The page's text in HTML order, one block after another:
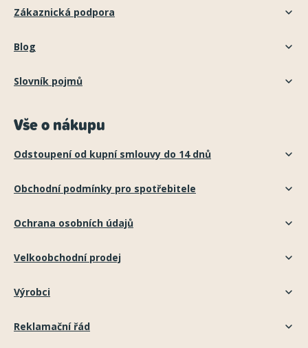
Zákaznická podpora
Blog
Slovník pojmů
Vše o nákupu
Odstoupení od kupní smlouvy do 14 dnů
Obchodní podmínky pro spotřebitele
Ochrana osobních údajů
Velkoobchodní prodej
Výrobci
Reklamační řád